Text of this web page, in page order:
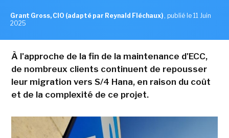
Grant Gross, CIO (adapté par Reynald Fléchaux) , publié le 11 Juin
2025
À l'approche de la fin de la maintenance d'ECC,
de nombreux clients continuent de repousser
leur migration vers S/4 Hana, en raison du coût
et de la complexité de ce projet.